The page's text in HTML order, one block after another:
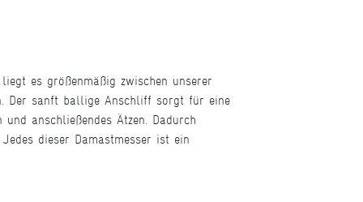
es größenmäßig zwischen unserer
Der sanft ballige Anschliff sorgt für eine
anschließendes Ätzen. Dadurch
dieser Damastmesser ist ein